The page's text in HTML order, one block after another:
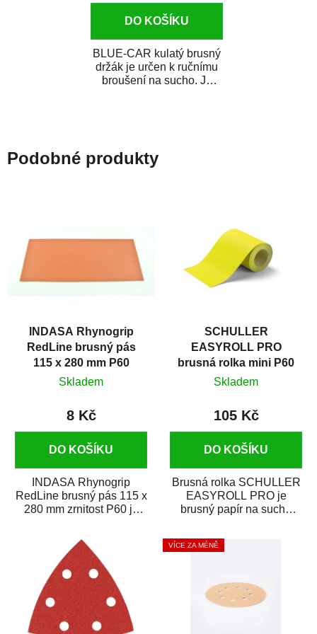
DO KOŠÍKU
BLUE-CAR kulatý brusný
držák je určen k ručnímu
broušení na sucho. Je
Podobné produkty
INDASA Rhynogrip
RedLine brusný pás
115 x 280 mm P60
Skladem
8 Kč
DO KOŠÍKU
INDASA Rhynogrip
RedLine brusný pás 115 x
280 mm zrnitost P60 je
SCHULLER
EASYROLL PRO
brusná rolka mini P60
Skladem
105 Kč
DO KOŠÍKU
Brusná rolka SCHULLER
EASYROLL PRO je
brusný papír na suché
formě praktické rolky. Je...
VÍCE ZA MÉNĚ